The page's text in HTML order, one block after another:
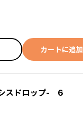
カートに追加
スドロップ- 6